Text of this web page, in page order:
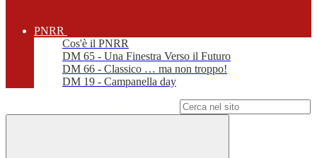
PNRR
Cos'è il PNRR
DM 65 - Una Finestra Verso il Futuro
DM 66 - Classico … ma non troppo!
DM 19 - Campanella day